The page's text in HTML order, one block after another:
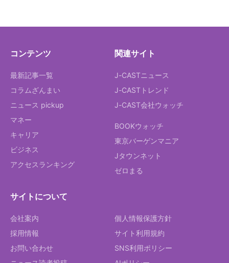
コンテンツ
最新記事一覧
コラムざんまい
ニュース pickup
マネー
キャリア
ビジネス
アクセスランキング
関連サイト
J-CASTニュース
J-CASTトレンド
J-CAST会社ウォッチ
BOOKウォッチ
東京バーゲンマニア
Jタウンネット
ゼロまる
サイトについて
会社案内
採用情報
お問い合わせ
個人情報保護方針
サイト利用規約
SNS利用ポリシー